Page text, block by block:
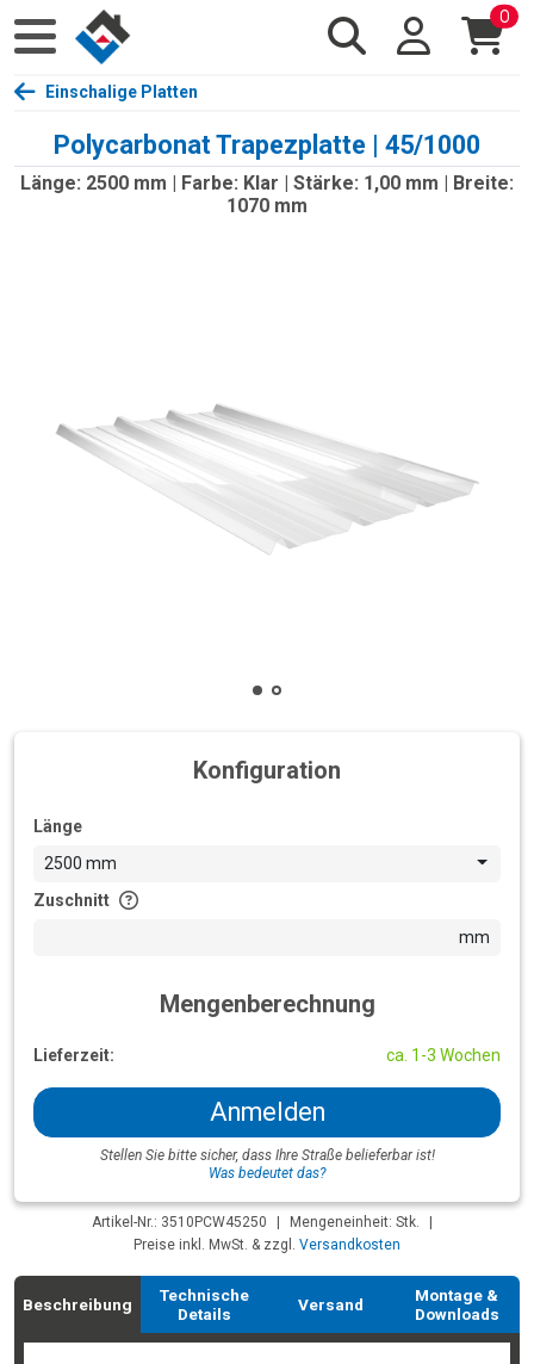
0
Einschalige Platten
Polycarbonat Trapezplatte | 45/1000
Länge: 2500 mm | Farbe: Klar | Stärke: 1,00 mm | Breite:
1070 mm
Konfiguration
Länge
2500 mm
Zuschnitt
mm
Mengenberechnung
Lieferzeit: ca. 1-3 Wochen
Anmelden
Stellen Sie bitte sicher, dass Ihre Straße belieferbar ist!
Was bedeutet das?
Artikel-Nr.: 3510PCW45250 Mengeneinheit: Stk.
Preise inkl. MwSt. & zzgl. Versandkosten
Beschreibung
Technische
Details
Versand
Montage &
Downloads